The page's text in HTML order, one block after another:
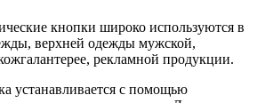
кнопки широко используются в
верхней одежды мужской,
рекламной продукции.
устанавливается с помощью